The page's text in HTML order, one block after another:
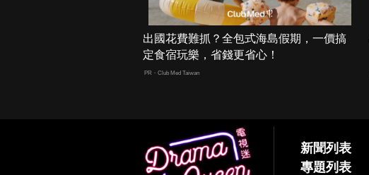
出國花費難抓？全包式海島假期，一價搞
定食宿玩樂，省錢更省心！
PR・Club Med Taiwan
新聞列表
專題列表